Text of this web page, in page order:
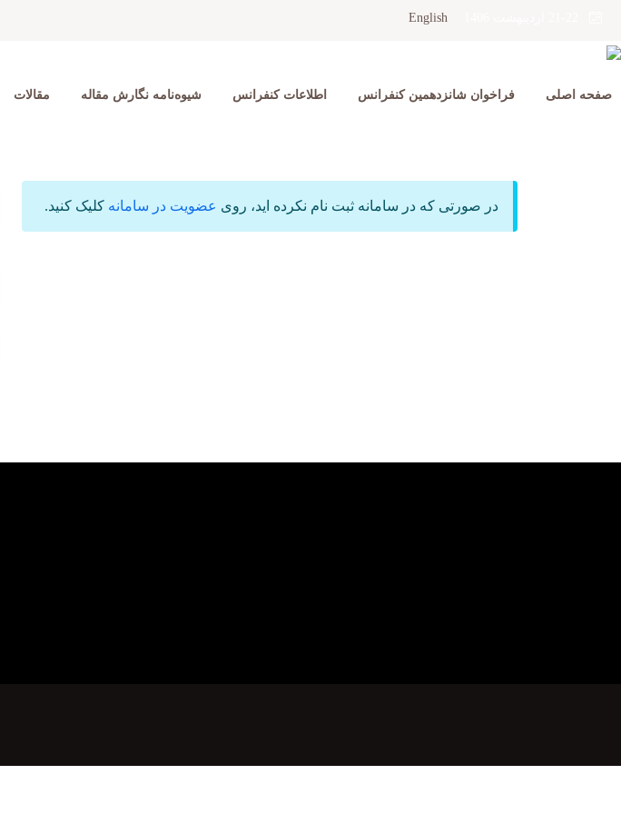
English
صفحه اصلی فراخوان شانزدهمین کنفرانس اطلاعات کنفرانس شیوه‌نامه نگارش مقاله مقالات
در صورتی که در سامانه ثبت نام نکرده اید، روی عضویت در سامانه کلیک کنید.